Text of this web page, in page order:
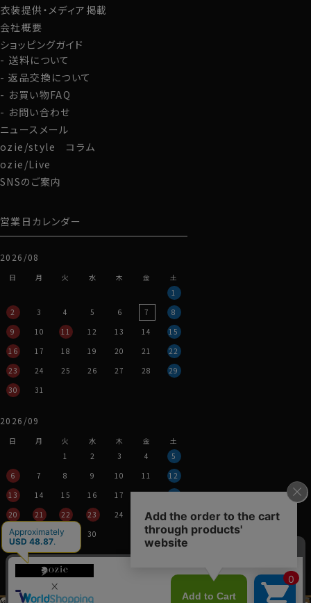
衣装提供・メディア掲載
会社概要
ショッピングガイド
送料について
返品交換について
お買い物FAQ
お問い合わせ
ニュースメール
ozie/style コラム
ozie/Live
SNSのご案内
営業日カレンダー
2026/08
日 月 火 水 木 金
土
1
2
3 4 5 6 7
8
9
10 11 12 13 14
15
16
17 18 19 20 21
22
23
24 25 26 27 28
29
30
31
2026/09
日 月 火 水 木 金
土
1
2 3 4
5
6
7 8 9 10 11
12
13
14 15 16 17 18
19
20
21 22 23 24 25
26
27
28 29 30
営業時間：平日11時～17時
定休日：土・日・祝
その都度表示させていただきます。